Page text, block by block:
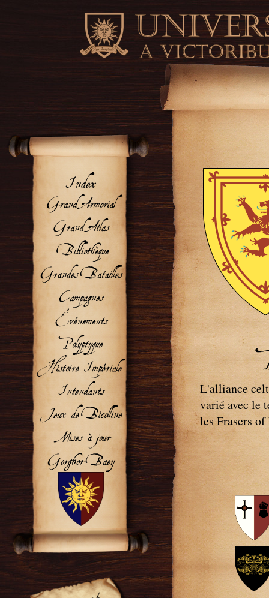
L'alliance
varié avec le
les Frasers